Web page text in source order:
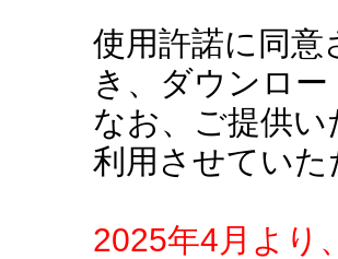
使用許諾に同意
き、ダウンロ
なお、ご提供
利用させてい
2025年4月より